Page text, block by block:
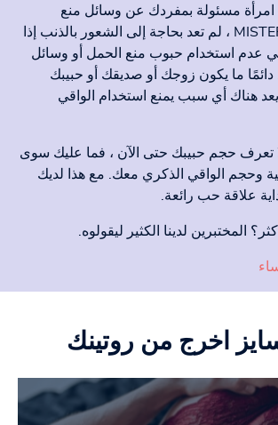
مسئولة بمفردك عن وسائل منع
الحمل؟ مع MISTER SIZE ، لم تعد بحاجة إلى الشعور بالذنب إذا
عدم استخدام حبوب منع الحمل أو وسائل
ما يكون زوجك أو صديقك أو حبيبك
هناك أي سبب يمنع استخدام الواقي
تعرف حجم حبيبك حتى الآن ، فما عليك سوى
وحجم الواقي الذكري معك. مع هذا لديك
علاقة حب رائعة.
المختبرين لدينا الكثير ليقولوه.
اخرج من روتينك